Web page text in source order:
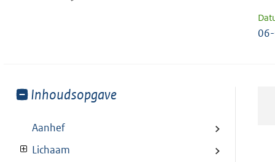
Toon
van:
Inhoudsopgave
Aanhef
Lichaam